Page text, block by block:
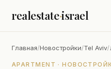
realestate·israel
Главная/Новостройки/Tel Aviv/
APARTMENT ·